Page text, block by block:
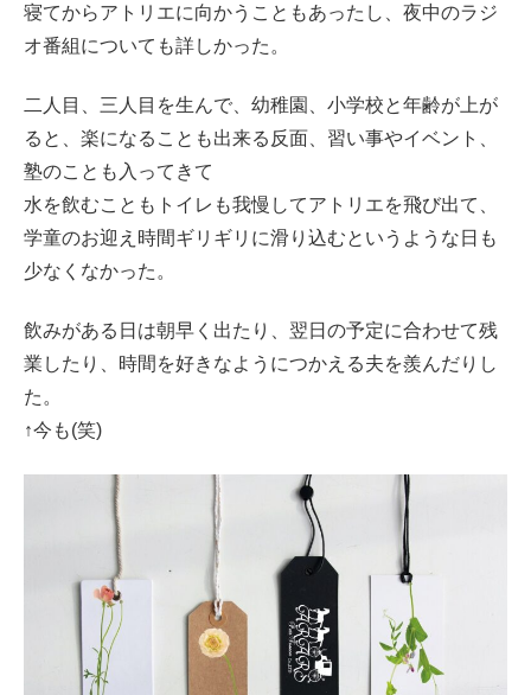
寝てからアトリエに向かうこともあったし、夜中のラジ
オ番組についても詳しかった。
二人目、三人目を生んで、幼稚園、小学校と年齢が上が
ると、楽になることも出来る反面、習い事やイベント、
塾のことも入ってきて
水を飲むこともトイレも我慢してアトリエを飛び出て、
学童のお迎え時間ギリギリに滑り込むというような日も
少なくなかった。
飲みがある日は朝早く出たり、翌日の予定に合わせて残
業したり、時間を好きなようにつかえる夫を羨んだりし
た。
↑今も(笑)